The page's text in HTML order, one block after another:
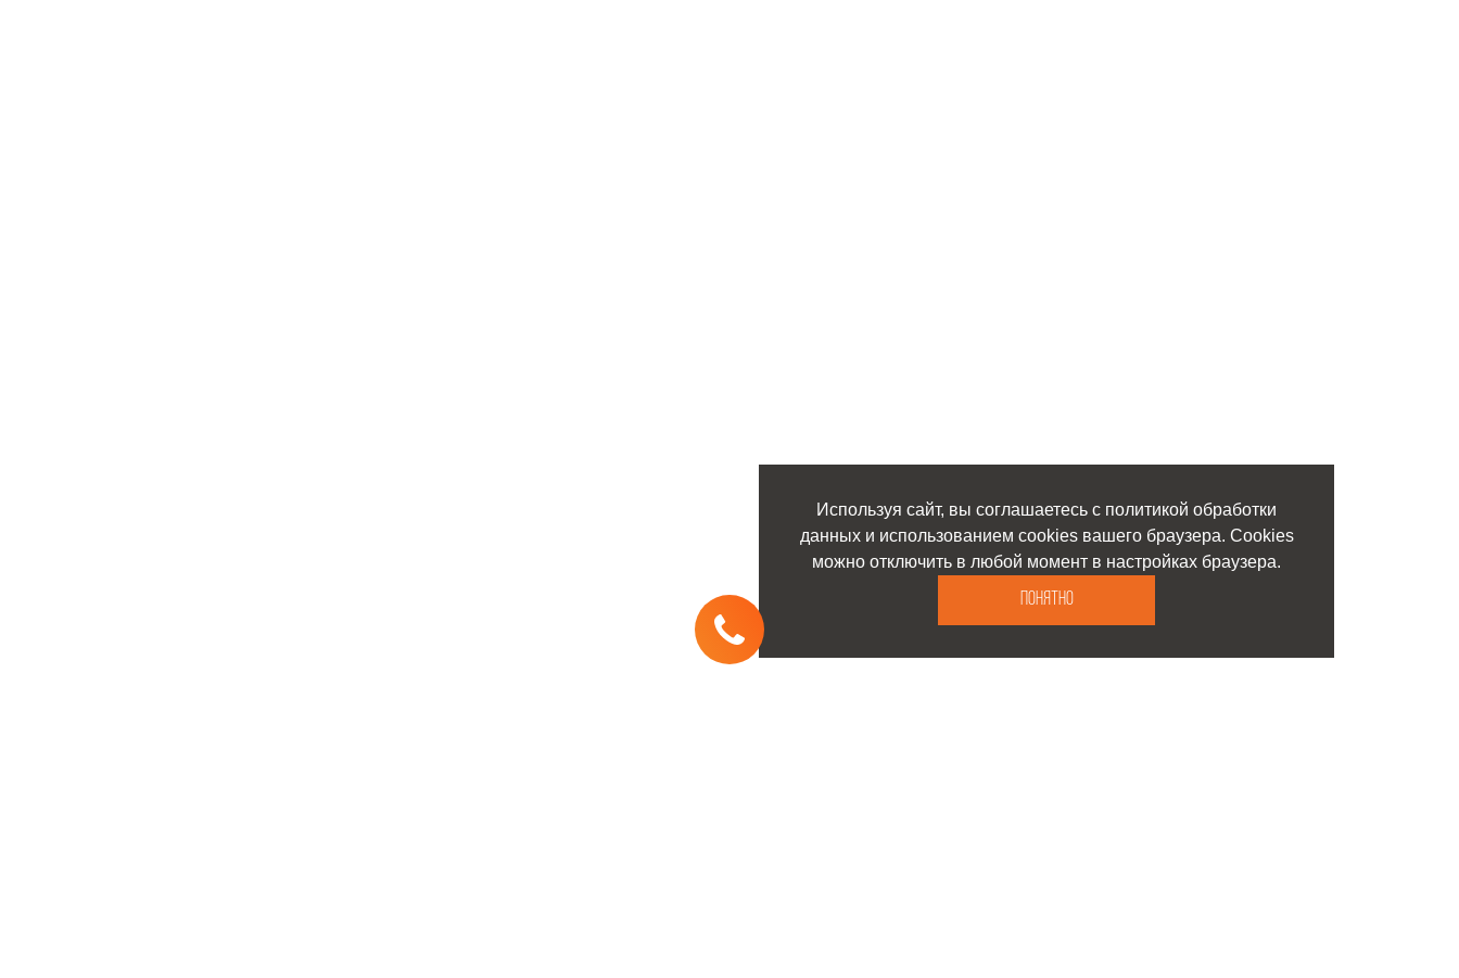
Используя сайт, вы соглашаетесь с политикой обработки
данных и использованием cookies вашего браузера. Cookies
можно отключить в любой момент в настройках браузера.
Понятно